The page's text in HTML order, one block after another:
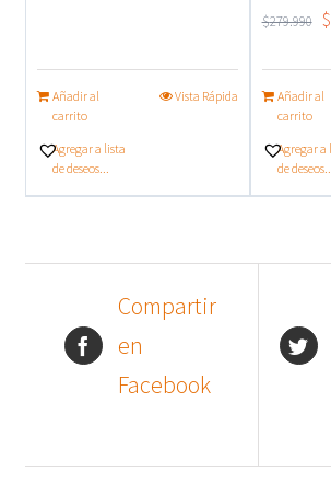
Añadir al
carrito
Vista Rápida
Agregar a lista
de deseos...
$279.990 $
Añadir al
carrito
Agregar a
de
Compartir
en
Facebook